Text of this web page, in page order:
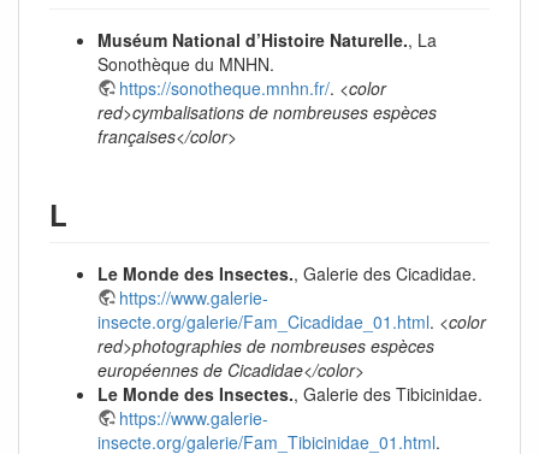
Muséum National d’Histoire Naturelle., La
Sonothèque du MNHN.
https://sonotheque.mnhn.fr/. <color
red>cymbalisations de nombreuses espèces
françaises</color>
L
Le Monde des Insectes., Galerie des Cicadidae.
https://www.galerie-
insecte.org/galerie/Fam_Cicadidae_01.html. <color
red>photographies de nombreuses espèces
européennes de Cicadidae</color>
Le Monde des Insectes., Galerie des Tibicinidae.
https://www.galerie-
insecte.org/galerie/Fam_Tibicinidae_01.html.